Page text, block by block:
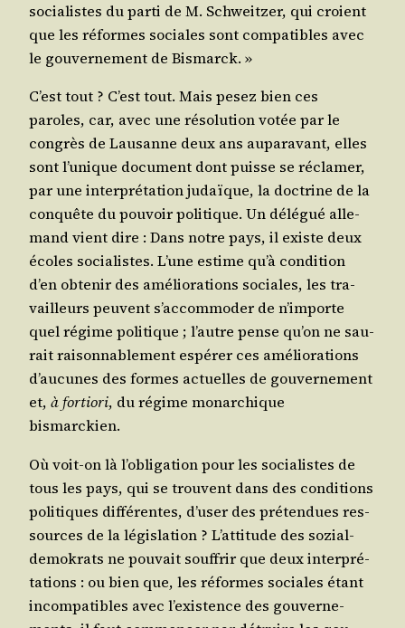
socia­listes du par­ti de M. Schweit­zer, qui croient
que les réformes sociales sont com­pa­tibles avec
le gou­ver­ne­ment de Bismarck. »
C’est tout ? C’est tout. Mais pesez bien ces
paroles, car, avec une réso­lu­tion votée par le
congrès de Lau­sanne deux ans aupa­ra­vant, elles
sont l’u­nique docu­ment dont puisse se récla­mer,
par une inter­pré­ta­tion judaïque, la doc­trine de la
conquête du pou­voir poli­tique. Un délé­gué alle­
mand vient dire : Dans notre pays, il existe deux
écoles socia­listes. L’une estime qu’à condi­tion
d’en obte­nir des amé­lio­ra­tions sociales, les tra­
vailleurs peuvent s’ac­com­mo­der de n’im­porte
quel régime poli­tique ; l’autre pense qu’on ne sau­
rait rai­son­na­ble­ment espé­rer ces amé­lio­ra­tions
d’au­cunes des formes actuelles de gou­ver­ne­ment
et, à for­tio­ri, du régime monar­chique
bismarckien.
Où voit-on là l’o­bli­ga­tion pour les socia­listes de
tous les pays, qui se trouvent dans des condi­tions
poli­tiques dif­fé­rentes, d’u­ser des pré­ten­dues res­
sources de la légis­la­tion ? L’at­ti­tude des sozial-
demo­krats ne pou­vait souf­frir que deux inter­pré­
ta­tions : ou bien que, les réformes sociales étant
incom­pa­tibles avec l’exis­tence des gou­ver­ne­